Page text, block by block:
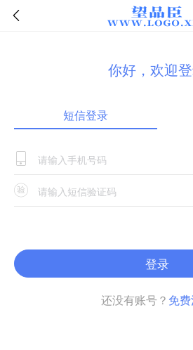
你好，欢迎
短信登录
登录
还没有账号？ 免